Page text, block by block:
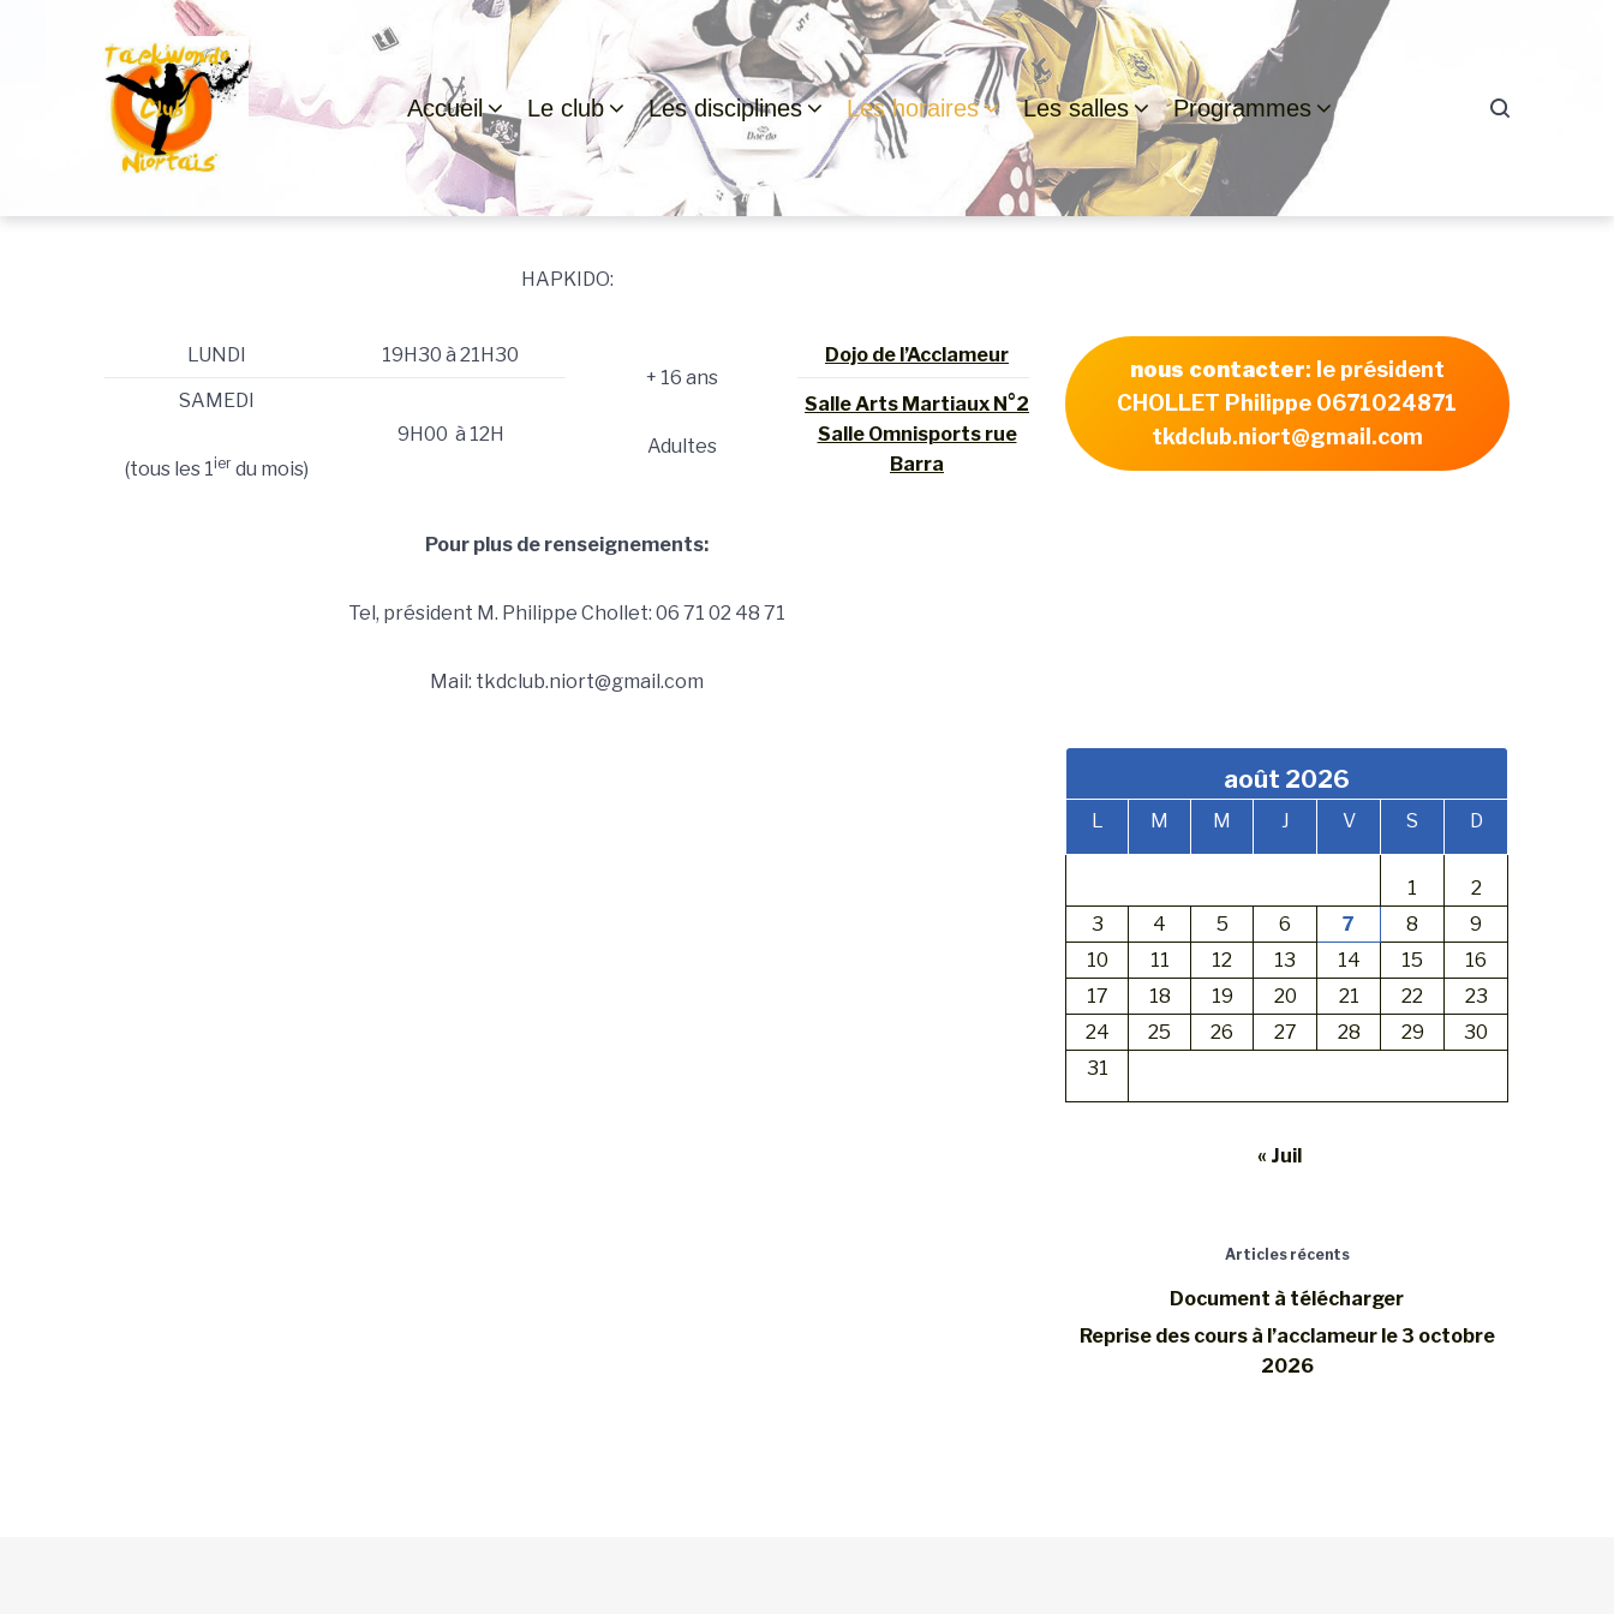
Accueil Le club Les disciplines Les horaires Les salles Programmes
HAPKIDO:
LUNDI
19H30 à 21H30
+ 16 ans
Adultes
Dojo de l’Acclameur
SAMEDI
(tous les 1ierdu mois)
9H00 à 12H
Salle Arts Martiaux N°2
Salle Omnisports rue
Barra
Pour plus de renseignements:
Tel, président M. Philippe Chollet: 06 71 02 48 71
Mail: tkdclub.niort@gmail.com
nous contacter: le président
CHOLLET Philippe 0671024871
tkdclub.niort@gmail.com
août 2026
L M M J V S D
1
2
3
4 5 6 7 8
9
10
11 12 13 14 15
16
17
18 19 20 21 22
23
24
25 26 27 28 29
30
31
« Juil
Articles récents
Document à télécharger
Reprise des cours à l’acclameur le 3 octobre
2026